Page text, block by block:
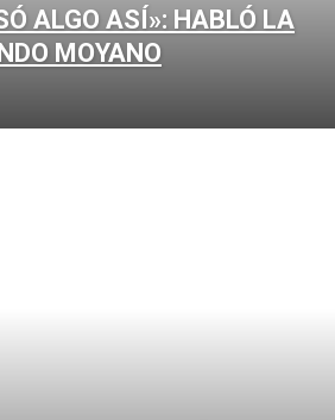
ALGO ASÍ»: HABLÓ LA
MOYANO